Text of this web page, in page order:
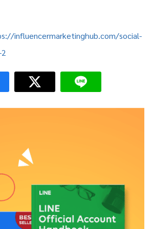
influencermarketinghub.com/social-